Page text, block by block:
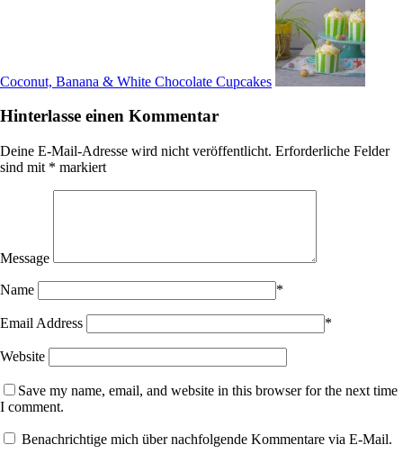
Coconut, Banana & White Chocolate Cupcakes
Hinterlasse einen Kommentar
Deine E-Mail-Adresse wird nicht veröffentlicht. Erforderliche Felder
sind mit * markiert
Message
Name *
Email Address *
Website
Save my name, email, and website in this browser for the next time
I comment.
Benachrichtige mich über nachfolgende Kommentare via E-Mail.